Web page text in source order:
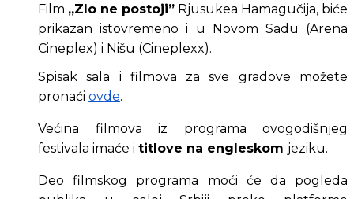
Film „Zlo ne postoji” Rjusukea Hamagučija, biće
prikazan istovremeno i u Novom Sadu (Arena
Cineplex) i Nišu (Cineplexx).
Spisak sala i filmova za sve gradove možete
pronaći ovde.
Većina filmova iz programa ovogodišnjeg
festivala imaće i titlove na engleskom jeziku.
Deo filmskog programa moći će da pogleda